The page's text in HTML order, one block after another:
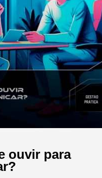
ouvir para